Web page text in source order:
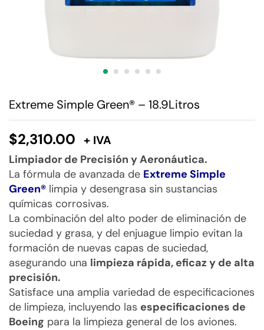
Extreme Simple Green® – 18.9Litros
$2,310.00 + IVA
Limpiador de Precisión y Aeronáutica.
La fórmula de avanzada de Extreme Simple
Green® limpia y desengrasa sin sustancias
químicas corrosivas.
La combinación del alto poder de eliminación de
suciedad y grasa, y del enjuague limpio evitan la
formación de nuevas capas de suciedad,
asegurando una limpieza rápida, eficaz y de alta
precisión.
Satisface una amplia variedad de especificaciones
de limpieza, incluyendo las especificaciones de
Boeing para la limpieza general de los aviones.